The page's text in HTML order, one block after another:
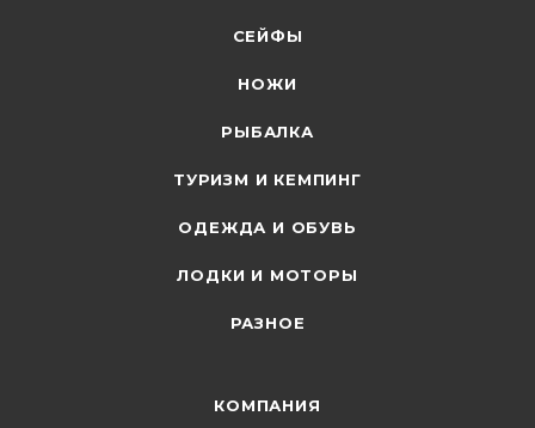
СЕЙФЫ
НОЖИ
РЫБАЛКА
ТУРИЗМ И КЕМПИНГ
ОДЕЖДА И ОБУВЬ
ЛОДКИ И МОТОРЫ
РАЗНОЕ
КОМПАНИЯ